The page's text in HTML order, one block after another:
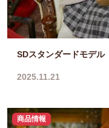
SDスタンダードモデル
2025.11.21
商品情報